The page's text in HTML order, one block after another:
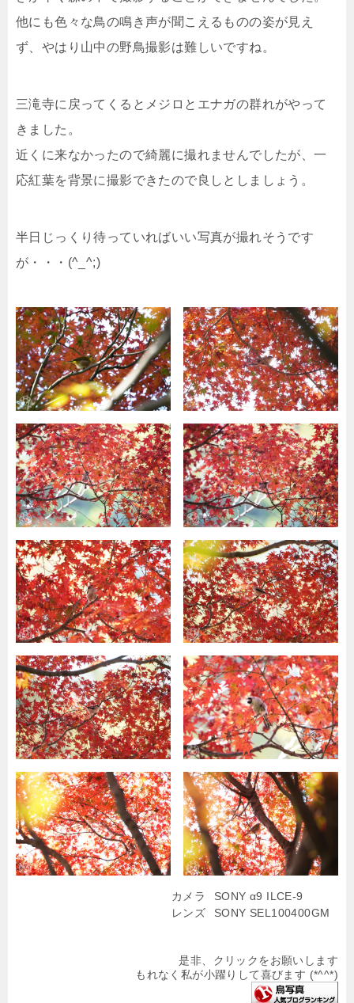
他にも色々な鳥の鳴き声が聞こえるものの姿が見え
ず、やはり山中の野鳥撮影は難しいですね。
三滝寺に戻ってくるとメジロとエナガの群れがやって
きました。
近くに来なかったので綺麗に撮れませんでしたが、一
応紅葉を背景に撮影できたので良しとしましょう。
半日じっくり待っていればいい写真が撮れそうです
が・・・(^_^;)
カメラ
SONY α9 ILCE-9
レンズ
SONY SEL100400GM
是非、クリックをお願いします
もれなく私が小躍りして喜びます (*^^*)